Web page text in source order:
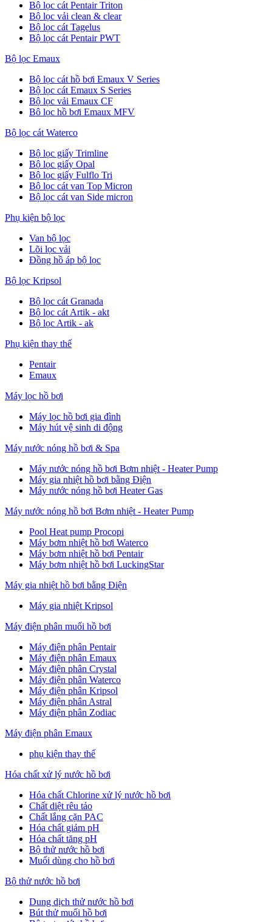
Bộ lọc cát Pentair Triton
Bộ lọc vải clean & clear
Bộ lọc cát Tagelus
Bộ lọc cát Pentair PWT
Bộ lọc Emaux
Bộ lọc cát hồ bơi Emaux V Series
Bộ lọc cát Emaux S Series
Bộ lọc vải Emaux CF
Bô lọc hồ bơi Emaux MFV
Bộ lọc cát Waterco
Bộ lọc giấy Trimline
Bộ lọc giấy Opal
Bộ lọc giấy Fulflo Tri
Bộ lọc cát van Top Micron
Bộ lọc cát van Side micron
Phụ kiện bộ lọc
Van bộ lọc
Lõi lọc vải
Đồng hồ áp bộ lọc
Bộ lọc Kripsol
Bộ lọc cát Granada
Bộ lọc cát Artik - akt
Bộ lọc Artik - ak
Phụ kiện thay thế
Pentair
Emaux
Máy lọc hồ bơi
Máy lọc hồ bơi gia đình
Máy hút vệ sinh di động
Máy nước nóng hồ bơi & Spa
Máy nước nóng hồ bơi Bơm nhiệt - Heater Pump
Máy gia nhiệt hồ bơi bằng Điện
Máy nước nóng hồ bơi Heater Gas
Máy nước nóng hồ bơi Bơm nhiệt - Heater Pump
Pool Heat pump Procopi
Máy bơm nhiệt hồ bơi Waterco
Máy bơm nhiệt hồ bơi Pentair
Máy bơm nhiệt hồ bơi LuckingStar
Máy gia nhiệt hồ bơi bằng Điện
Máy gia nhiệt Kripsol
Máy điện phân muối hồ bơi
Máy điện phân Pentair
Máy điện phân Emaux
Máy điện phân Crystal
Máy điện phân Waterco
Máy điện phân Kripsol
Máy điện phân Astral
Máy điện phân Zodiac
Máy điện phân Emaux
phụ kiện thay thế
Hóa chất xử lý nước hồ bơi
Hóa chất Chlorine xử lý nước hồ bơi
Chất diệt rêu tảo
Chất lắng cặn PAC
Hóa chất giảm pH
Hóa chất tăng pH
Bộ thử nước hồ bơi
Muối dùng cho hồ bơi
Bộ thử nước hồ bơi
Dung dịch thử nước hồ bơi
Bút thử muối hồ bơi